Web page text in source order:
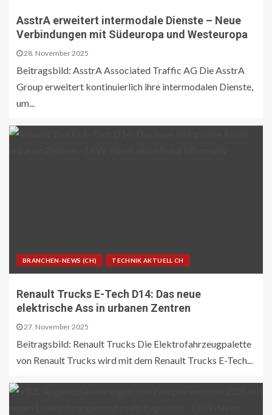
AsstrA erweitert intermodale Dienste – Neue
Verbindungen mit Südeuropa und Westeuropa
28. November 2025
Beitragsbild: AsstrA Associated Traffic AG Die AsstrA
Group erweitert kontinuierlich ihre intermodalen Dienste,
um...
BRANCHEN-NEWS (CH) TECHNIK AKTUELL CH
Renault Trucks E-Tech D14: Das neue
elektrische Ass in urbanen Zentren
27. November 2025
Beitragsbild: Renault Trucks Die Elektrofahrzeugpalette
von Renault Trucks wird mit dem Renault Trucks E-Tech...